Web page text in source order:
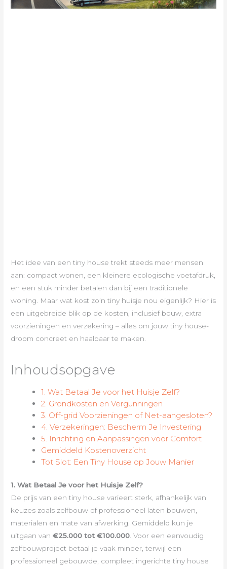
Het idee van een tiny house trekt steeds meer mensen
aan: compact wonen, een kleinere ecologische voetafdruk,
en een stuk minder betalen dan bij een traditionele
woning. Maar wat kost zo’n tiny huisje nou eigenlijk? Hier is
een uitgebreide blik op de kosten, inclusief bouw, extra
voorzieningen en verzekering – alles om jouw tiny house-
droom concreet en haalbaar te maken.
Inhoudsopgave
1. Wat Betaal Je voor het Huisje Zelf?
2. Grondkosten en Vergunningen
3. Off-grid Voorzieningen of Net-aangesloten?
4. Verzekeringen: Bescherm Je Investering
5. Inrichting en Aanpassingen voor Comfort
Gemiddeld Kostenoverzicht
Tot Slot: Een Tiny House op Jouw Manier
1. Wat Betaal Je voor het Huisje Zelf?
De prijs van een tiny house varieert sterk, afhankelijk van
keuzes zoals zelfbouw of professioneel laten bouwen,
materialen en mate van afwerking. Gemiddeld kun je
uitgaan van€25.000 tot €100.000 . Voor een eenvoudig
zelfbouwproject betaal je vaak minder, terwijl een
professioneel gebouwde, compleet ingerichte tiny house